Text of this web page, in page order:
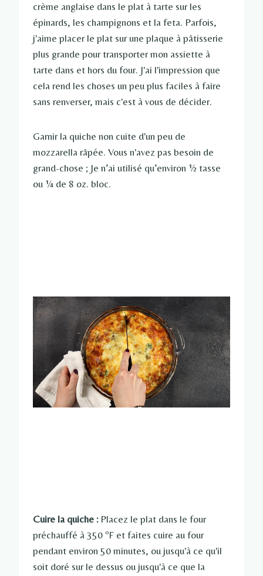
crème anglaise dans le plat à tarte sur les
épinards, les champignons et la feta. Parfois,
j'aime placer le plat sur une plaque à pâtisserie
plus grande pour transporter mon assiette à
tarte dans et hors du four. J'ai l'impression que
cela rend les choses un peu plus faciles à faire
sans renverser, mais c'est à vous de décider.
Garnir la quiche non cuite d'un peu de
mozzarella râpée. Vous n'avez pas besoin de
grand-chose ; Je n’ai utilisé qu’environ ½ tasse
ou ¼ de 8 oz. bloc.
Cuire la quiche :Placez le plat dans le four
préchauffé à 350 ºF et faites cuire au four
pendant environ 50 minutes, ou jusqu'à ce qu'il
soit doré sur le dessus ou jusqu'à ce que la